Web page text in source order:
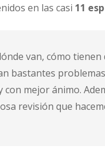
en las casi 11
van, cómo
bastantes
con mejor ánimo.
revisión que